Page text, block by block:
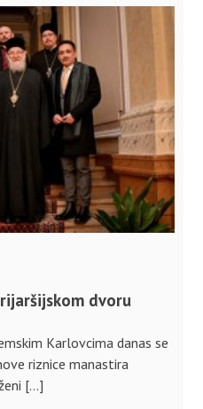
dvoru
Karlovcima danas se
riznice manastira
[…]